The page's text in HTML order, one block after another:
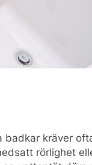
badkar kräver
rörlighet